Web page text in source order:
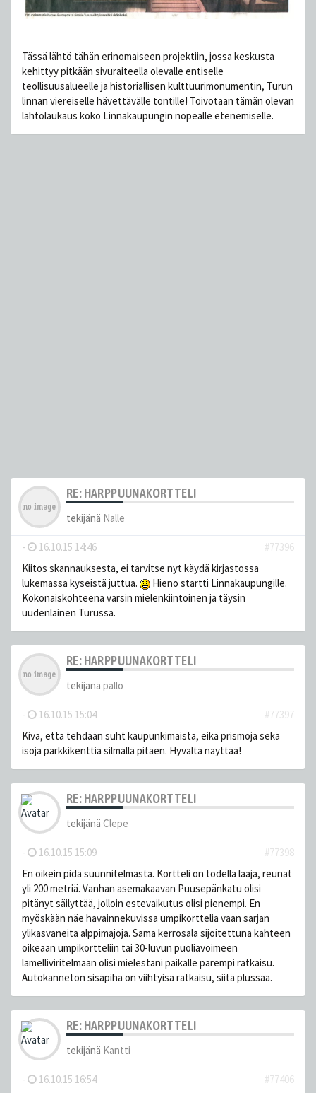
Tässä lähtö tähän erinomaiseen projektiin, jossa keskusta
kehittyy pitkään sivuraiteella olevalle entiselle
teollisuusalueelle ja historiallisen kulttuurimonumentin, Turun
linnan viereiselle hävettävälle tontille! Toivotaan tämän olevan
lähtölaukaus koko Linnakaupungin nopealle etenemiselle.
RE: HARPPUUNAKORTTELI
tekijänä Nalle
- 16.10.15 14:46
#77396
Kiitos skannauksesta, ei tarvitse nyt käydä kirjastossa
lukemassa kyseistä juttua.
Hieno startti Linnakaupungille.
Kokonaiskohteena varsin mielenkiintoinen ja täysin
uudenlainen Turussa.
RE: HARPPUUNAKORTTELI
tekijänä pallo
- 16.10.15 15:04
#77397
Kiva, että tehdään suht kaupunkimaista, eikä prismoja sekä
isoja parkkikenttiä silmällä pitäen. Hyvältä näyttää!
RE: HARPPUUNAKORTTELI
tekijänä Clepe
- 16.10.15 15:09
#77398
En oikein pidä suunnitelmasta. Kortteli on todella laaja, reunat
yli 200 metriä. Vanhan asemakaavan Puusepänkatu olisi
pitänyt säilyttää, jolloin estevaikutus olisi pienempi. En
myöskään näe havainnekuvissa umpikorttelia vaan sarjan
ylikasvaneita alppimajoja. Sama kerrosala sijoitettuna kahteen
oikeaan umpikortteliin tai 30-luvun puoliavoimeen
lamelliviritelmään olisi mielestäni paikalle parempi ratkaisu.
Autokanneton sisäpiha on viihtyisä ratkaisu, siitä plussaa.
RE: HARPPUUNAKORTTELI
tekijänä Kantti
- 16.10.15 16:54
#77406